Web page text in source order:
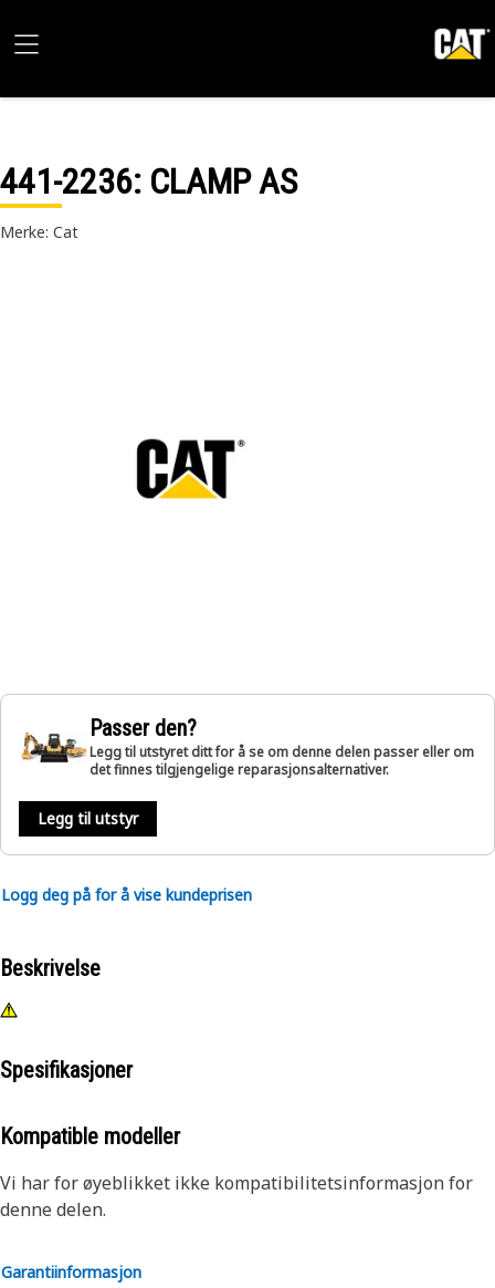
441-2236: CLAMP AS
Merke: Cat
Passer den?
Legg til utstyret ditt for å se om denne delen passer eller om
det finnes tilgjengelige reparasjonsalternativer.
Legg til utstyr
Logg deg på for å vise kundeprisen
Beskrivelse
Spesifikasjoner
Kompatible modeller
Vi har for øyeblikket ikke kompatibilitetsinformasjon for
denne delen.
Garantiinformasjon